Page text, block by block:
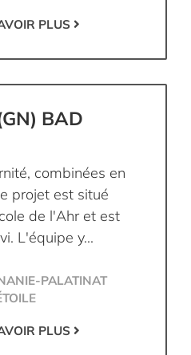
PLUS
BAD
combinées en
projet est situé
de l'Ahr et est
L'équipe y...
PALATINAT
PLUS